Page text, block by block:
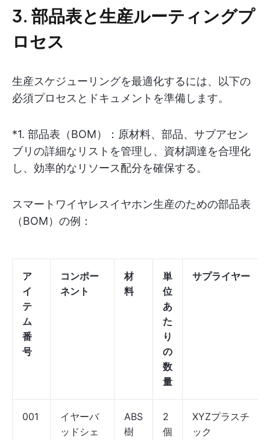
3. 部品表と生産ルーティングプ
ロセス
生産スケジューリングを最適化するには、以下の
必須プロセスとドキュメントを準備します。
*1. 部品表（BOM）：原材料、部品、サブアセン
ブリの詳細なリストを管理し、資材調達を合理化
し、効率的なリソース配分を確保する。
スマートワイヤレスイヤホン生産のための部品表
（BOM）の例：
ア
イ
テ
ム
番
号
コンポー
ネント
材
料
単
位
あ
た
り
の
数
量
サプライヤー
001
イヤーバ
ッドシェ
ABS
樹
2
個
XYZプラスチ
ック